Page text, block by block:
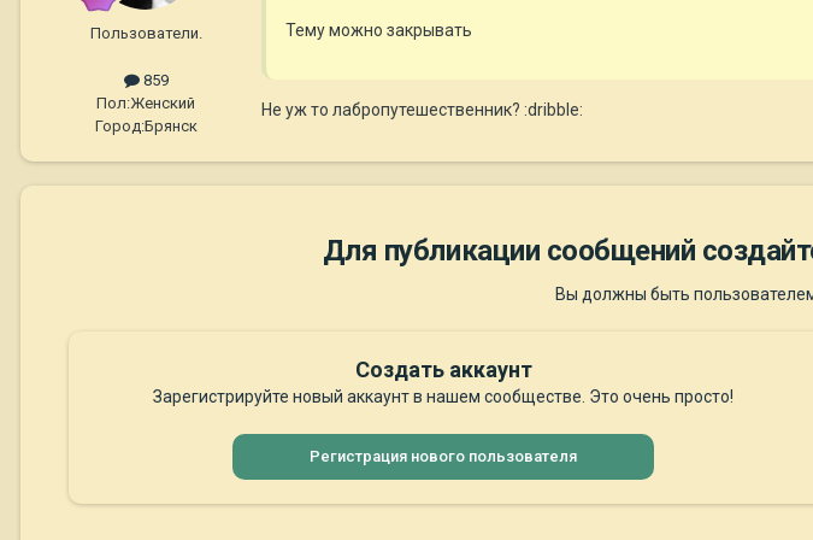
Пользователи.
859
Пол:Женский
Город:Брянск
Тему можно закрывать
Не уж то лабропутешественник? :dribble:
Для публикации сообщений
Вы должны быть
Создать аккаунт
Зарегистрируйте новый аккаунт в нашем сообществе. Это очень просто!
Регистрация нового пользователя